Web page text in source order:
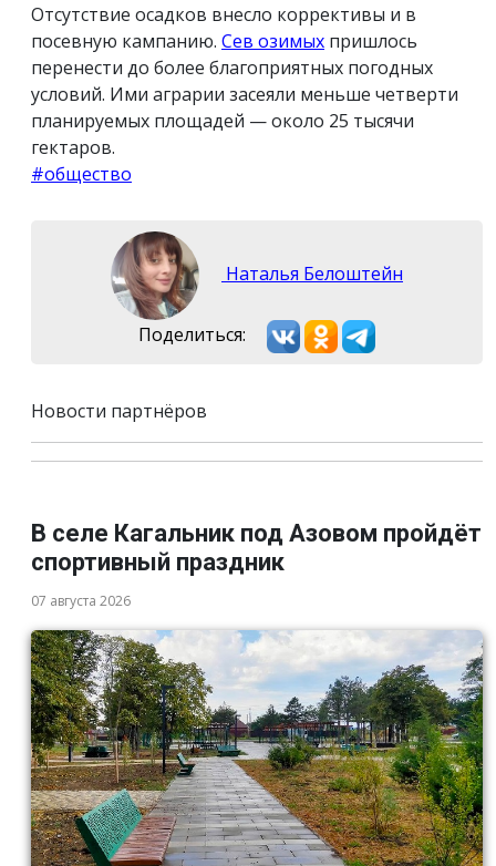
Отсутствие осадков внесло коррективы и в
посевную кампанию. Сев озимых пришлось
перенести до более благоприятных погодных
условий. Ими аграрии засеяли меньше четверти
планируемых площадей — около 25 тысячи
гектаров.
#общество
Наталья Белоштейн
Поделиться:
Новости партнёров
В селе Кагальник под Азовом пройдёт
спортивный праздник
07 августа 2026